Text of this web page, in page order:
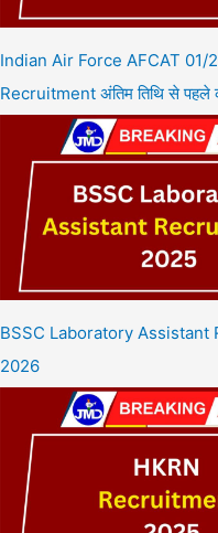
Indian Air Force AFCAT 01/
Recruitment अंतिम तिथि से पहले
BSSC Laboratory Assistant
2026